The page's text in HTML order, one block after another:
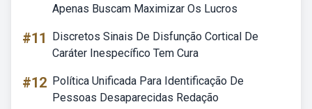
Apenas Buscam Maximizar Os Lucros
#11
Discretos Sinais De Disfunção Cortical De
Caráter Inespecífico Tem Cura
#12 Política Unificada Para Identificação De
Pessoas Desaparecidas Redação